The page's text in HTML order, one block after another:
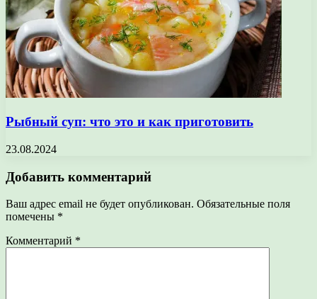
Рыбный суп: что это и как приготовить
23.08.2024
Добавить комментарий
Ваш адрес email не будет опубликован. Обязательные поля
помечены *
Комментарий *